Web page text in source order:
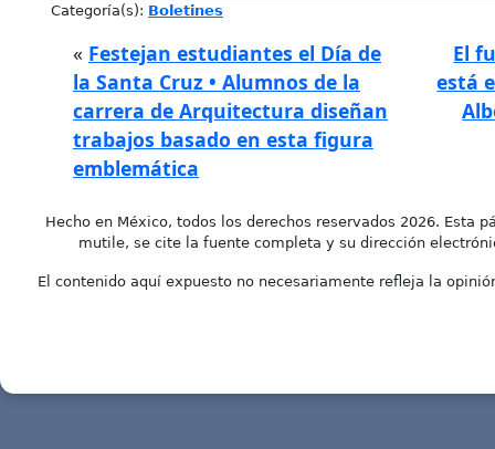
Categoría(s): Boletines
« Festejan estudiantes el Día de
la Santa Cruz • Alumnos de la
carrera de Arquitectura diseñan
trabajos basado en esta figura
emblemática
El
está
Hecho en México, todos los derechos reservados 2026. Esta
mutile, se cite la fuente completa y su dirección
El contenido aquí expuesto no necesariamente refleja la